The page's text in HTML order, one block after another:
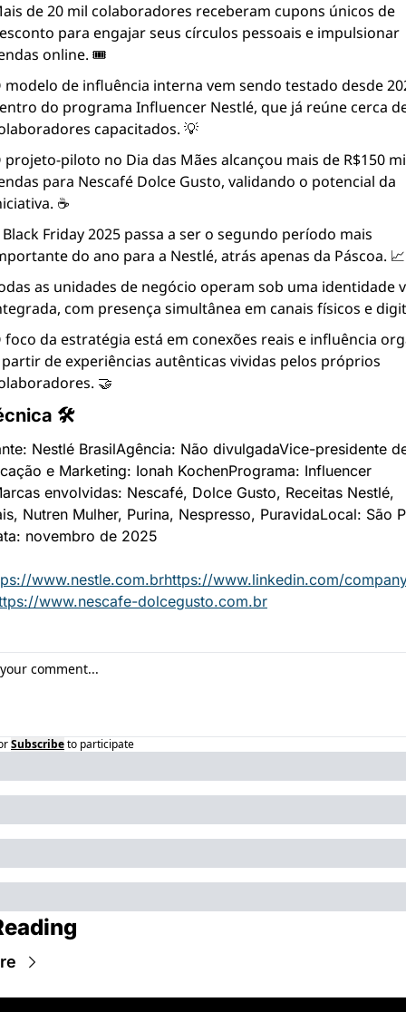
de 20 mil colaboradores receberam cupons únicos de
para engajar seus círculos pessoais e impulsionar
online. 🎟️
modelo de influência interna vem sendo testado desde
do programa Influencer Nestlé, que já reúne cerca
capacitados. 💡
projeto-piloto no Dia das Mães alcançou mais de R$150
para Nescafé Dolce Gusto, validando o potencial da
☕
Black Friday 2025 passa a ser o segundo período mais
do ano para a Nestlé, atrás apenas da Páscoa. 📈
as unidades de negócio operam sob uma identidade
com presença simultânea em canais físicos e
foco da estratégia está em conexões reais e influência
de experiências autênticas vividas pelos próprios
🤝
🛠
Nestlé BrasilAgência: Não divulgadaVice-presidente
e Marketing: Ionah KochenPrograma: Influencer
envolvidas: Nescafé, Dolce Gusto, Receitas Nestlé,
Nutren Mulher, Purina, Nespresso, PuravidaLocal: São
novembro de 2025
www.nestle.com.brhttps://www.linkedin.com/
www.nescafe-dolcegusto.com.br
Subscribeto participate